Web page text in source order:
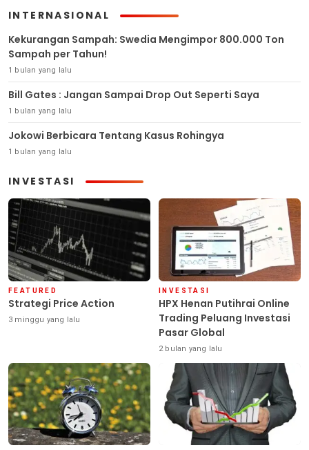
INTERNASIONAL
Kekurangan Sampah: Swedia Mengimpor 800.000 Ton
Sampah per Tahun!
1 bulan yang lalu
Bill Gates : Jangan Sampai Drop Out Seperti Saya
1 bulan yang lalu
Jokowi Berbicara Tentang Kasus Rohingya
1 bulan yang lalu
INVESTASI
FEATURED
Strategi Price Action
3 minggu yang lalu
INVESTASI
HPX Henan Putihrai Online
Trading Peluang Investasi
Pasar Global
2 bulan yang lalu